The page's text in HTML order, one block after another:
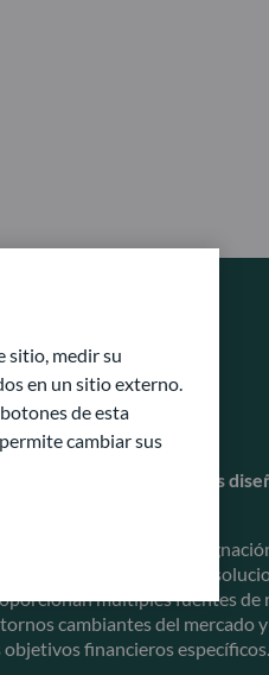
inversión con soluciones
diversificación, una
de activos. Nuestras
múltiples fuentes de
cambiantes del mercado
financieros específicos.
sitio, medir su
en un sitio externo.
de esta
cambiar sus